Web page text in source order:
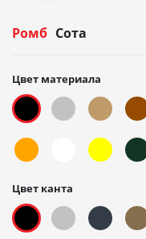
Ромб Сота
Цвет материала
Цвет канта